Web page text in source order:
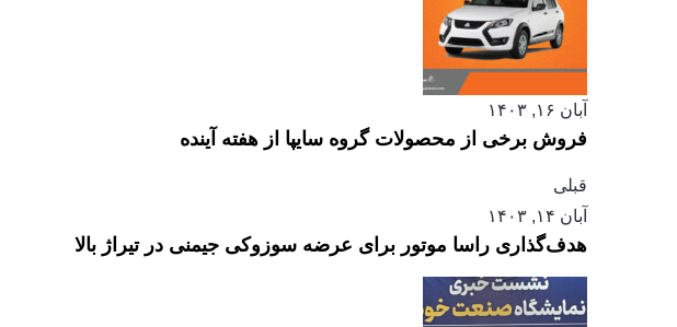
آبان ۱۶, ۱۴۰۳
فروش برخی از محصولات گروه سایپا از هفته آینده
قبلی
آبان ۱۴, ۱۴۰۳
هدف‌گذاری راسا موتور برای عرضه سوزوکی جیمنی در تیراژ بالا